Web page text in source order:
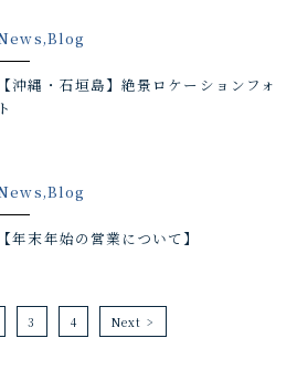
【沖縄・石垣島】絶景ロケーションフォ
ト
【年末年始の営業について】
3 4 Next